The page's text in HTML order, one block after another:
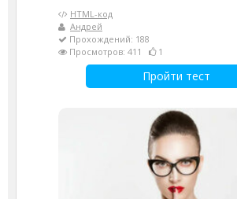
HTML-код
Андрей
Прохождений: 188
Просмотров: 411
1
Пройти тест